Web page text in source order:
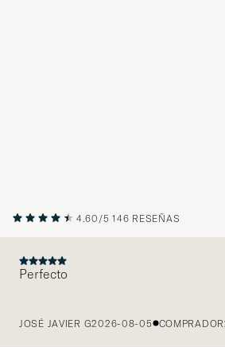
4.60/5 146 RESEÑAS
Perfecto
JOSÉ JAVIER G2026-08-05 COMPRADOR